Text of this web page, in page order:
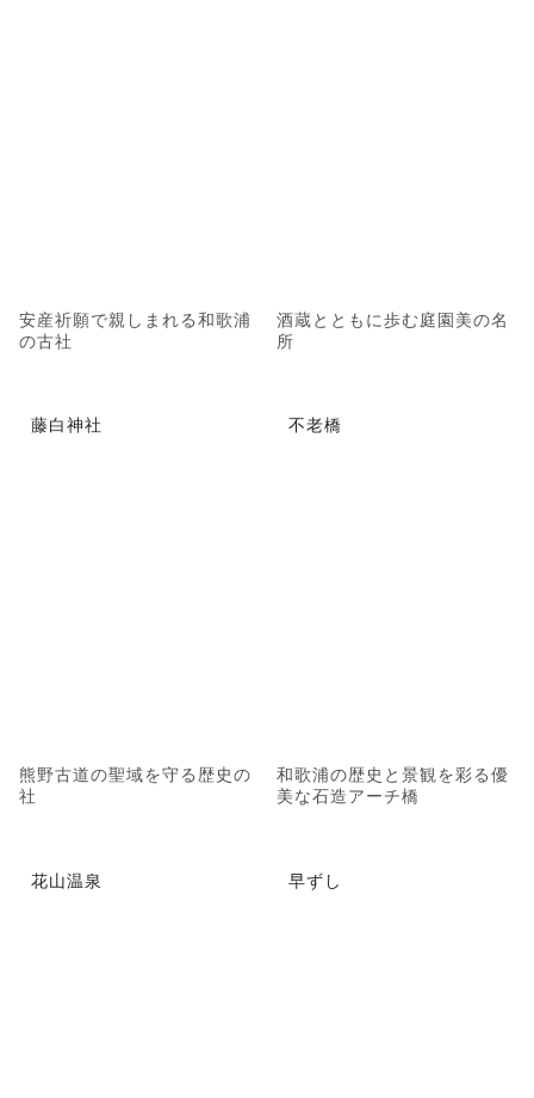
安産祈願で親しまれる和歌浦
の古社
酒蔵とともに歩む庭園美の名
所
藤白神社
熊野古道の聖域を守る歴史の
社
不老橋
和歌浦の歴史と景観を彩る優
美な石造アーチ橋
花山温泉 早ずし